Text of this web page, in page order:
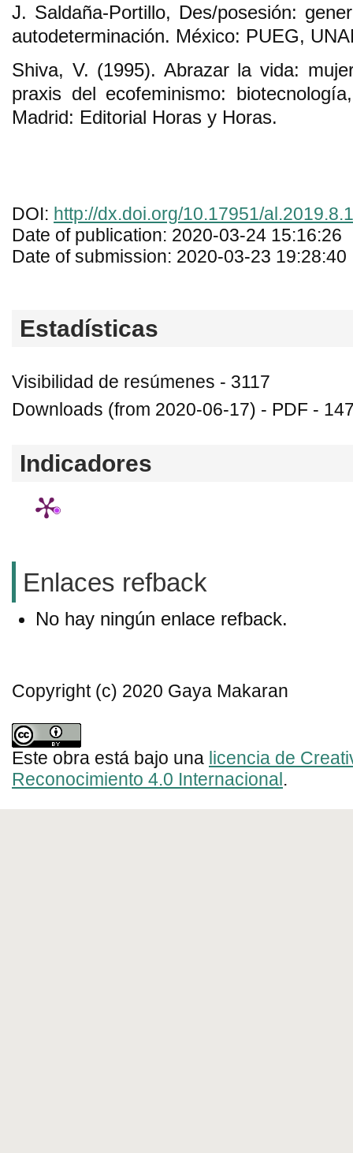
J. Saldaña-Portillo, Des/posesión:
autodeterminación. México: PUEG,
Shiva, V. (1995). Abrazar la vida:
praxis del ecofeminismo:
Madrid: Editorial Horas y Horas.
DOI: http://dx.doi.org/10.17951/
Date of publication: 2020-03-24 15:16:26
Date of submission: 2020-03-23 19:28:40
Estadísticas
Visibilidad de resúmenes - 3117
Downloads (from 2020-06-17) - PDF -
Indicadores
Enlaces refback
No hay ningún enlace refback.
Copyright (c) 2020 Gaya Makaran
Este obra está bajo una licencia de
Reconocimiento 4.0 Internacional .